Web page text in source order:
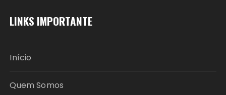
LINKS IMPORTANTE
Início
Quem Somos